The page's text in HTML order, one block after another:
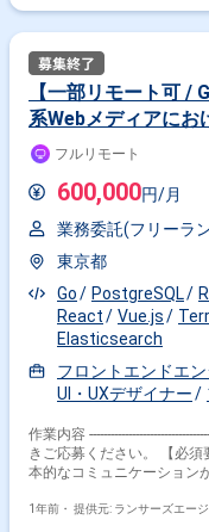
体験の追加、既存ゲームの
【求める人物像】 ・積極
確実に遂行する力がある方
が無い方 ・技術的に困難な
数】 時期：即日or2024/11/1想定 人数：1
お願いいたします。 【注意事項】 本案件は、子会社への参画となりま
ます ・フルリモートもご相
す。 ・勤務時間 10:00～
日
【一部リモート可 /
系Webメディアにお
フルリモート
600,000円/月
業務委託(フリーラ
東京都
Go
PostgreSQL
React
Vue.js
Elasticsearch
フロントエンドエ
UI・UXデザイナー
作業内容
きご応募ください。 【必須要件】 ・20代後半～40代の方、活躍中！ ・基
本的なコミュニケーション
（副業不可） ・エンジニア実
1年前・ 提供元: ランサーズエー